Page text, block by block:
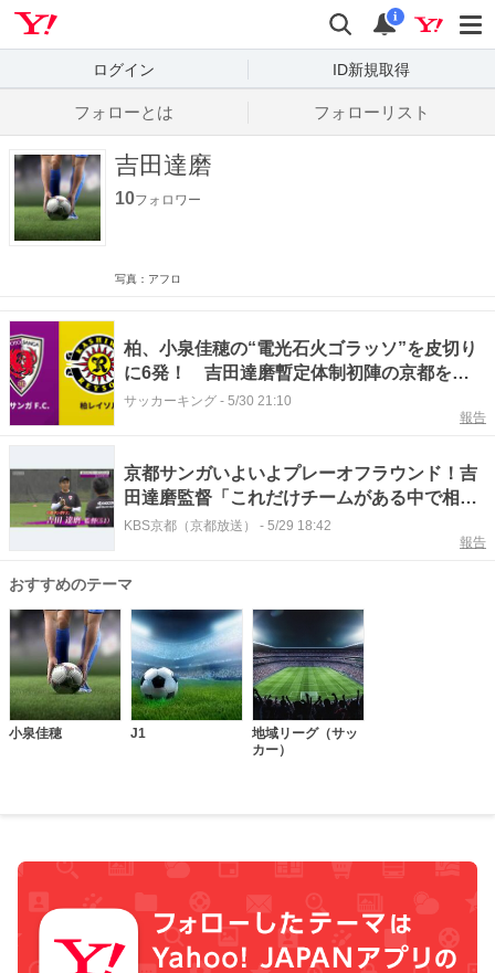
検索
通知
i
ログイン ID新規取得
フォローとは フォローリスト
吉田達磨
10フォロワー
写真：アフロ
柏、小泉佳穂の“電光石火ゴラッソ”を皮切り
に6発！ 吉田達磨暫定体制初陣の京都を敵
地で粉砕
サッカーキング - 5/30 21:10
報告
京都サンガいよいよプレーオフラウンド！吉
田達磨監督「これだけチームがある中で相手
がレイソルなんだな」
KBS京都（京都放送） - 5/29 18:42
報告
おすすめのテーマ
小泉佳穂 J1
地域リーグ（サッ
カー）